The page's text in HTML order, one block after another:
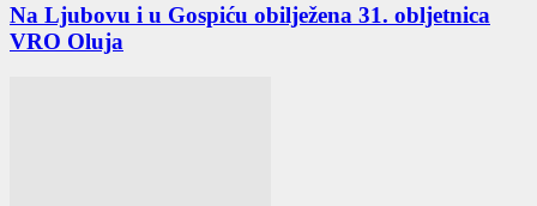
Na Ljubovu i u Gospiću obilježena 31. obljetnica
VRO Oluja